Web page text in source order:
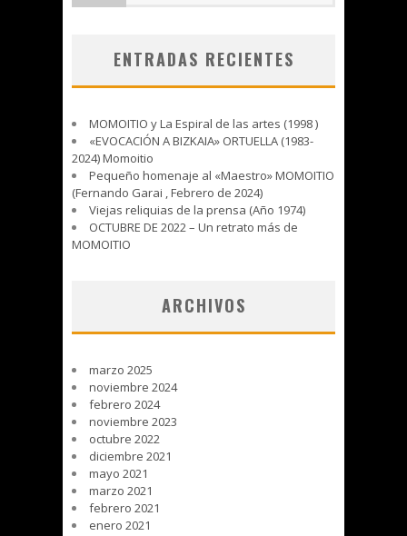
ENTRADAS RECIENTES
MOMOITIO y La Espiral de las artes (1998 )
«EVOCACIÓN A BIZKAIA» ORTUELLA (1983-
2024) Momoitio
Pequeño homenaje al «Maestro» MOMOITIO
(Fernando Garai , Febrero de 2024)
Viejas reliquias de la prensa (Año 1974)
OCTUBRE DE 2022 – Un retrato más de
MOMOITIO
ARCHIVOS
marzo 2025
noviembre 2024
febrero 2024
noviembre 2023
octubre 2022
diciembre 2021
mayo 2021
marzo 2021
febrero 2021
enero 2021